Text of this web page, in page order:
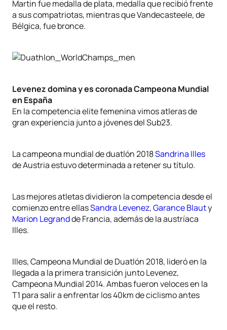
Martin fue medalla de plata, medalla que recibió frente
a sus compatriotas, mientras que Vandecasteele, de
Bélgica, fue bronce.
Levenez domina y es coronada Campeona Mundial
en España
En la competencia elite femenina vimos atleras de
gran experiencia junto a jóvenes del Sub23.
La campeona mundial de duatlón 2018Sandrina Illes
de Austria estuvo determinada a retener su título.
Las mejores atletas dividieron la competencia desde el
comienzo entre ellasSandra Levenez,Garance Blauty
Marion Legrandde Francia, además de la austríaca
Illes.
Illes, Campeona Mundial de Duatlón 2018, lideró en la
llegada a la primera transición junto Levenez,
Campeona Mundial 2014. Ambas fueron veloces en la
T1 para salir a enfrentar los 40km de ciclismo antes
que el resto.